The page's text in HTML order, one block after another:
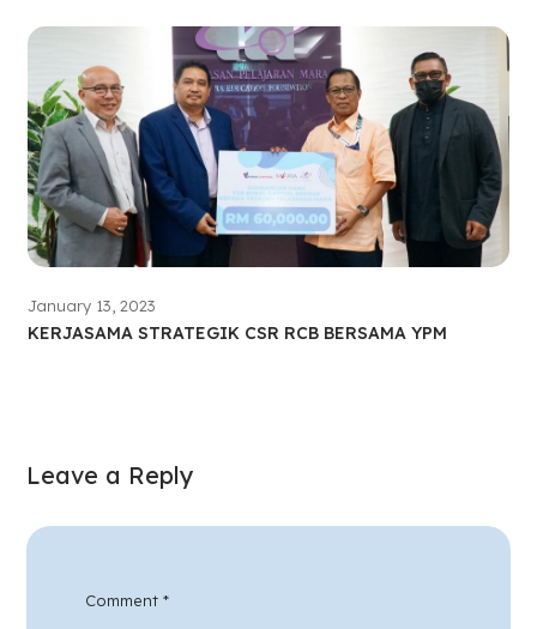
January 13, 2023
KERJASAMA STRATEGIK CSR RCB BERSAMA YPM
Leave a Reply
Comment *